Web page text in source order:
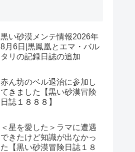
黒い砂漠メンテ情報2026年
8月6日|黒鳳凰とエマ・バル
タリの記録日誌の追加
赤ん坊のベル退治に参加し
てきました【黒い砂漠冒険
日誌１８８８】
＜星を愛した＞ラマに遭遇
できたけど知識が出なかっ
た【黒い砂漠冒険日誌１８